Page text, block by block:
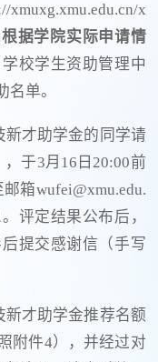
x
根据学院实际申请情
校学生资助管理中
单。
新才助学金的同学请
于3月16日20:00前
箱wufei@xmu.edu.
评定结果公布后，
提交感谢信（手写
新才助学金推荐名额
附件4），并经过对